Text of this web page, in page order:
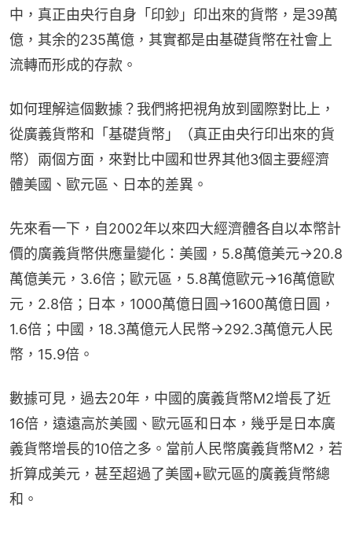
中，真正由央行自身「印鈔」印出來的貨幣，是39萬
億，其余的235萬億，其實都是由基礎貨幣在社會上
流轉而形成的存款。
如何理解這個數據？我們將把視角放到國際對比上，
從廣義貨幣和「基礎貨幣」（真正由央行印出來的貨
幣）兩個方面，來對比中國和世界其他3個主要經濟
體美國、歐元區、日本的差異。
先來看一下，自2002年以來四大經濟體各自以本幣計
價的廣義貨幣供應量變化：美國，5.8萬億美元→20.8
萬億美元，3.6倍；歐元區，5.8萬億歐元→16萬億歐
元，2.8倍；日本，1000萬億日圓→1600萬億日圓，
1.6倍；中國，18.3萬億元人民幣→292.3萬億元人民
幣，15.9倍。
數據可見，過去20年，中國的廣義貨幣M2增長了近
16倍，遠遠高於美國、歐元區和日本，幾乎是日本廣
義貨幣增長的10倍之多。當前人民幣廣義貨幣M2，若
折算成美元，甚至超過了美國+歐元區的廣義貨幣總
和。